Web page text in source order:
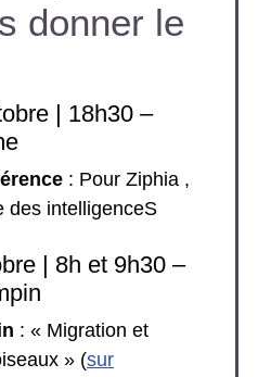
donner le
| 18h30 –
: Pour Ziphia ,
des intelligenceS
| 8h et 9h30 –
: « Migration et
» (sur